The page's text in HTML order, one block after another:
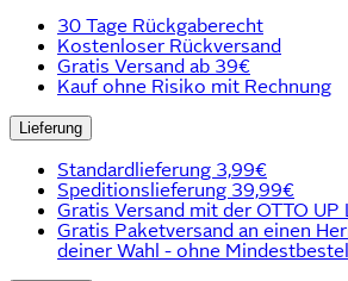
30 Tage Rückgaberecht
Kostenloser Rückversand
Gratis Versand ab 39€
Kauf ohne Risiko mit Rechnung
Lieferung
Standardlieferung 3,99€
Speditionslieferung 39,99€
Gratis Versand mit der OTTO
Gratis Paketversand an einen
deiner Wahl - ohne